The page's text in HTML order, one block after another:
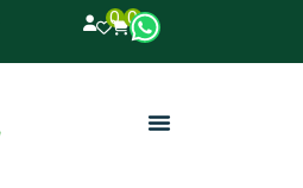
0 0